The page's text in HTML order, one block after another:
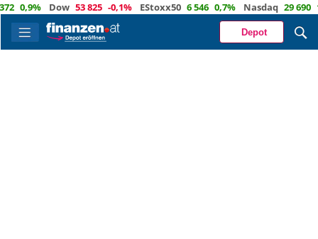
0,9% Dow 53 825 -0,1% EStoxx50 6 546 0,7% Nasdaq 29 690
Depot